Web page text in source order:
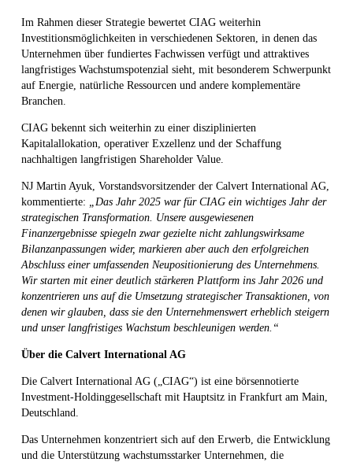
Im Rahmen dieser Strategie bewertet CIAG weiterhin
Investitionsmöglichkeiten in verschiedenen Sektoren, in denen das
Unternehmen über fundiertes Fachwissen verfügt und attraktives
langfristiges Wachstumspotenzial sieht, mit besonderem Schwerpunkt
auf Energie, natürliche Ressourcen und andere komplementäre
Branchen.
CIAG bekennt sich weiterhin zu einer disziplinierten
Kapitalallokation, operativer Exzellenz und der Schaffung
nachhaltigen langfristigen Shareholder Value.
NJ Martin Ayuk, Vorstandsvorsitzender der Calvert International AG,
kommentierte:
„Das Jahr 2025 war für CIAG ein wichtiges Jahr der
strategischen Transformation. Unsere ausgewiesenen
Finanzergebnisse spiegeln zwar gezielte nicht zahlungswirksame
Bilanzanpassungen wider, markieren aber auch den erfolgreichen
Abschluss einer umfassenden Neupositionierung des Unternehmens.
Wir starten mit einer deutlich stärkeren Plattform ins Jahr 2026 und
konzentrieren uns auf die Umsetzung strategischer Transaktionen, von
denen wir glauben, dass sie den Unternehmenswert erheblich steigern
und unser langfristiges Wachstum beschleunigen werden.“
Über die Calvert International AG
Die Calvert International AG („CIAG“) ist eine börsennotierte
Investment-Holdinggesellschaft mit Hauptsitz in Frankfurt am Main,
Deutschland.
Das Unternehmen konzentriert sich auf den Erwerb, die Entwicklung
und die Unterstützung wachstumsstarker Unternehmen, die